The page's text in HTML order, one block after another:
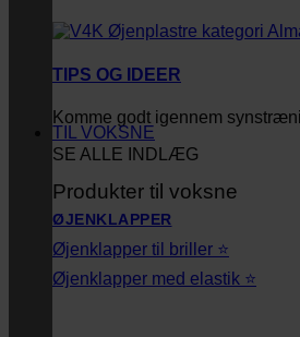
TIPS OG IDEER
Komme godt igennem
SE ALLE INDLÆG
TIL VOKSNE
Produkter til voksne
ØJENKLAPPER
Øjenklapper til briller ⭐
Øjenklapper med elastik ⭐